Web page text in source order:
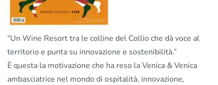
“Un Wine Resort tra le colline del Collio che dà voce al
territorio e punta su innovazione e sostenibilità.”
È questa la motivazione che ha reso la Venica & Venica
ambasciatrice nel mondo di ospitalità, innovazione,